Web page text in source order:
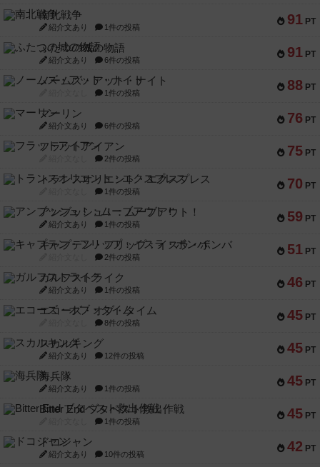
91 PT
南北戦争
紹介文あり 1件の投稿
91 PT
ふたつの城の物語
紹介文あり 6件の投稿
88 PT
ノームズ・アット・ナイト
1件の投稿
76 PT
マーリン
紹介文あり 6件の投稿
75 PT
フラットアイアン
2件の投稿
70 PT
トランスオリエント・エクスプレス
1件の投稿
59 PT
アンブッシュ！：ムーブアウト！
紹介文あり 1件の投稿
51 PT
キャプテン・フリップ：イスラ・ボンバ
2件の投稿
46 PT
ガルフストライク
紹介文あり 1件の投稿
45 PT
エコーズ・オブ・タイム
8件の投稿
45 PT
スカルキング
紹介文あり 12件の投稿
45 PT
海兵隊
紹介文あり 1件の投稿
45 PT
Bitter End ブタペスト救出作戦
1件の投稿
42 PT
ドコジャン
紹介文あり 10件の投稿